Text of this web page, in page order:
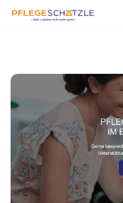
springen